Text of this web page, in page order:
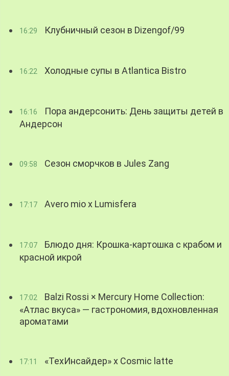
16:29 Клубничный сезон в Dizengof/99
16:22 Холодные супы в Atlantica Bistro
16:16
Пора андерсонить: День защиты детей в
Андерсон
09:58 Сезон сморчков в Jules Zang
17:17 Avero mio x Lumisfera
17:07
Блюдо дня: Крошка-картошка с крабом и
красной икрой
17:02
Balzi Rossi × Mercury Home Collection:
«Атлас вкуса» — гастрономия, вдохновленная
ароматами
17:11 «ТехИнсайдер» х Cosmic latte